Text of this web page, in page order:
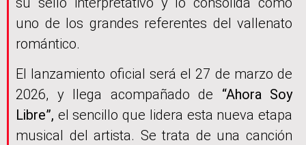
uno de los grandes referentes del vallenato
romántico.
El lanzamiento oficial será el 27 de marzo de
2026, y llega acompañado de “Ahora Soy
Libre”, el sencillo que lidera esta nueva etapa
musical del artista. Se trata de una canción